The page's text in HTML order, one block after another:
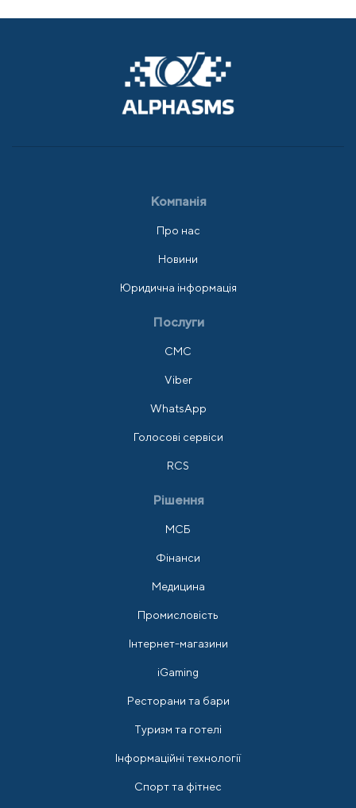
Компанія
Про нас
Новини
Юридична інформація
Послуги
СМС
Viber
WhatsApp
Голосові сервіси
RCS
Рішення
МСБ
Фінанси
Медицина
Промисловість
Інтернет-магазини
iGaming
Ресторани та бари
Туризм та готелі
Інформаційні технології
Спорт та фітнес